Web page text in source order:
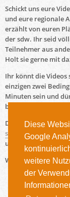
Diese
Google
weitere
der
Schickt uns eure
und eure regionale
erzählt von euren
der sdw. Ihr seid
Teilnehmer aus
Holt sie gerne mit
Ihr könnt die Videos
einzigen zwei
Minuten sein und
beinhalten.
Die besten Videos
stiften-chancen.de
unserem
YouTube-
Wir freuen uns auf